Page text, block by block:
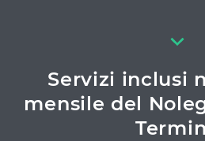
Servizi inclusi
mensile del